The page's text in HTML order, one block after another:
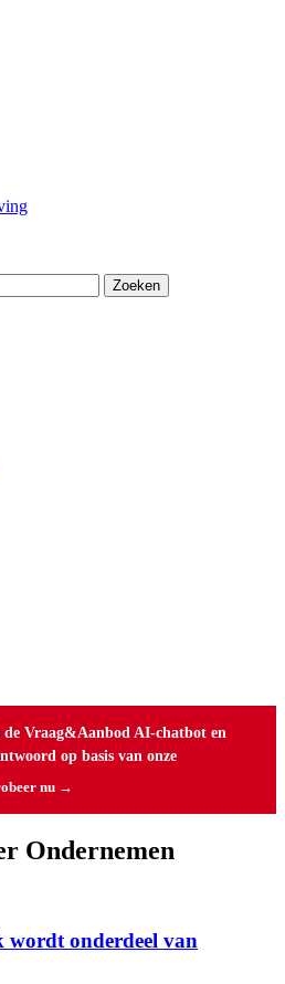
Vraag&Aanbod AI-chatbot en
op basis van onze
nu →
Ondernemen
onderdeel van